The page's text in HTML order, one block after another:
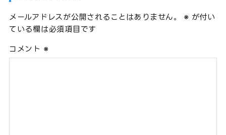
メールアドレスが公開されることはありません。 ※ が付い
ている欄は必須項目です
コメント ※